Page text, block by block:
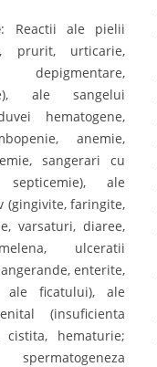
: Reactii ale pielii
prurit, urticarie,
depigmentare,
ale sangelui
hematogene,
anemie,
sangerari cu
ale
(gingivite, faringite,
varsaturi, diaree,
ulceratii
enterite,
ale ficatului), ale
(insuficienta
cistita, hematurie;